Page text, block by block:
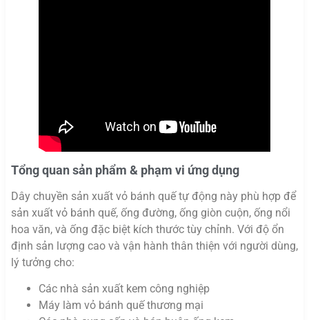
Tổng quan sản phẩm & phạm vi ứng dụng
Dây chuyền sản xuất vỏ bánh quế tự động này phù hợp để
sản xuất vỏ bánh quế, ống đường, ống giòn cuộn, ống nổi
hoa văn, và ống đặc biệt kích thước tùy chỉnh. Với độ ổn
định sản lượng cao và vận hành thân thiện với người dùng,
lý tưởng cho:
Các nhà sản xuất kem công nghiệp
Máy làm vỏ bánh quế thương mại